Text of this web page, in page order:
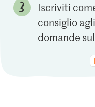
Iscriviti
consiglio
domande